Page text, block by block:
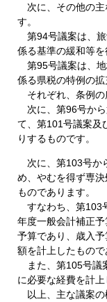
次に、その他の主
す。
第94号議案は、旅
係る基準の緩和等を
第95号議案は、地
係る県税の特例の拡
それぞれ、条例の
次に、第96号から
て、第101号議案及
りするものです。
次に、第103号か
め、やむを得ず専
ものであります。
すなわち、第103
年度一般会計補正
予算であり、歳入
額を計上したもので
また、第105号議
に必要な経費を計上
以上、主な議案の